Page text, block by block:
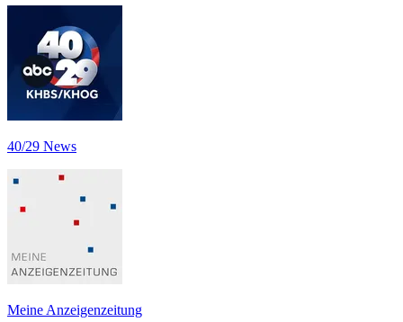
40/29 News
Meine Anzeigenzeitung